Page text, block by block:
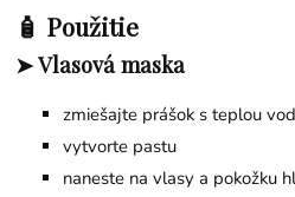
🧴 Použitie
➤ Vlasová maska
zmiešajte prášok s teplou
vytvorte pastu
naneste na vlasy a pokožku